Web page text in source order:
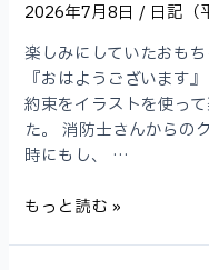
2026年7月8日/ 日記（
楽しみにしていたおも
『おはようございます
約束をイラストを使っ
た。 消防士さんからの
時にもし、 …
お
もっと読む »